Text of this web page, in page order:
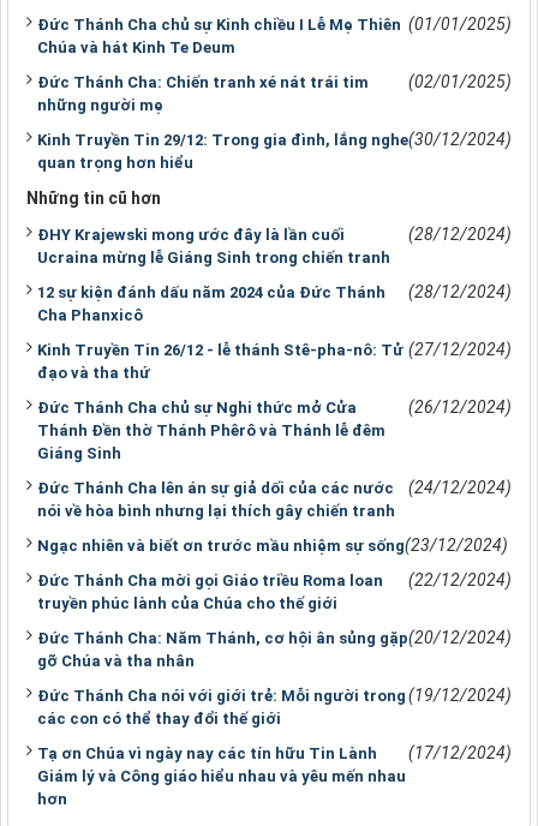
Đức Thánh Cha chủ sự Kinh chiều I Lễ Mẹ Thiên
Chúa và hát Kinh Te Deum
(01/01/2025)
Đức Thánh Cha: Chiến tranh xé nát trái tim
những người mẹ
(02/01/2025)
Kinh Truyền Tin 29/12: Trong gia đình, lắng nghe
quan trọng hơn hiểu
(30/12/2024)
Những tin cũ hơn
ĐHY Krajewski mong ước đây là lần cuối
Ucraina mừng lễ Giáng Sinh trong chiến tranh
(28/12/2024)
12 sự kiện đánh dấu năm 2024 của Đức Thánh
Cha Phanxicô
(28/12/2024)
Kinh Truyền Tin 26/12 - lễ thánh Stê-pha-nô: Tử
đạo và tha thứ
(27/12/2024)
Đức Thánh Cha chủ sự Nghi thức mở Cửa
Thánh Đền thờ Thánh Phêrô và Thánh lễ đêm
Giáng Sinh
(26/12/2024)
Đức Thánh Cha lên án sự giả dối của các nước
nói về hòa bình nhưng lại thích gây chiến tranh
(24/12/2024)
Ngạc nhiên và biết ơn trước mầu nhiệm sự sống(23/12/2024)
Đức Thánh Cha mời gọi Giáo triều Roma loan
truyền phúc lành của Chúa cho thế giới
(22/12/2024)
Đức Thánh Cha: Năm Thánh, cơ hội ân sủng gặp
gỡ Chúa và tha nhân
(20/12/2024)
Đức Thánh Cha nói với giới trẻ: Mỗi người trong
các con có thể thay đổi thế giới
(19/12/2024)
Tạ ơn Chúa vì ngày nay các tín hữu Tin Lành
Giám lý và Công giáo hiểu nhau và yêu mến nhau
hơn
(17/12/2024)